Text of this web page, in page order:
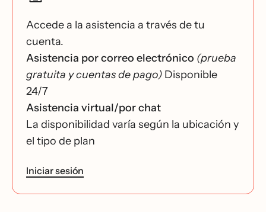
Accede a la asistencia a través de tu
cuenta.
Asistencia por correo electrónico (prueba
gratuita y cuentas de pago) Disponible
24/7
Asistencia virtual/por chat
La disponibilidad varía según la ubicación y
el tipo de plan
Iniciar sesión